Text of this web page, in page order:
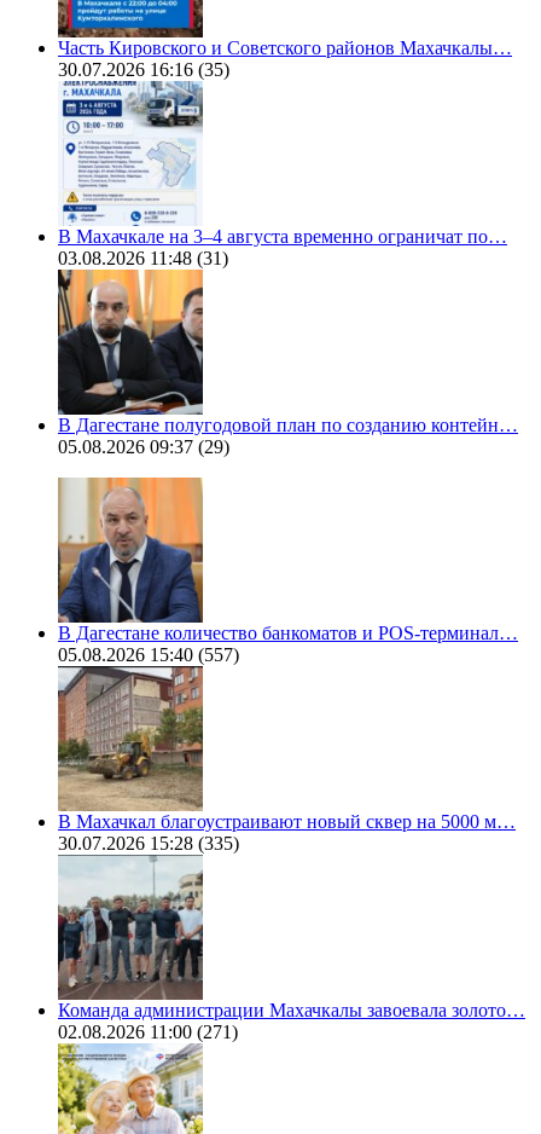
Часть Кировского и Советского районов Махачкалы…
30.07.2026 16:16 (35)
В Махачкале на 3–4 августа временно ограничат по…
03.08.2026 11:48 (31)
В Дагестане полугодовой план по созданию контейн…
05.08.2026 09:37 (29)
В Дагестане количество банкоматов и POS-терминал…
05.08.2026 15:40 (557)
В Махачкал благоустраивают новый сквер на 5000 м…
30.07.2026 15:28 (335)
Команда администрации Махачкалы завоевала золото…
02.08.2026 11:00 (271)